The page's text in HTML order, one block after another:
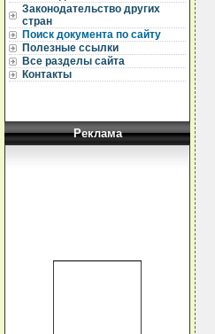
Законодательство других
стран
Поиск документа по сайту
Полезные ссылки
Все разделы сайта
Контакты
Реклама